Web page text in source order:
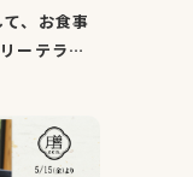
、お食事
ーテラス